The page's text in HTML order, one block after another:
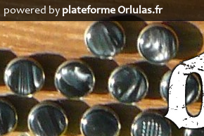
powered by plateforme Orlulas.fr